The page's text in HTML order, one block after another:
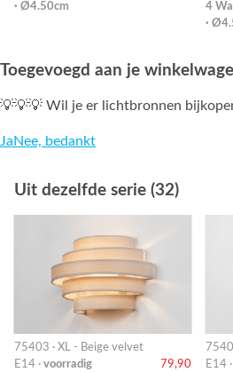
· Ø4.50cm
4
·
Toegevoegd aan je
💡💡💡 Wil je er lichtbronnen
JaNee, bedankt
Uit dezelfde serie (32)
75403 · XL - Beige velvet
E14 · voorradig 79,90
E14 ·